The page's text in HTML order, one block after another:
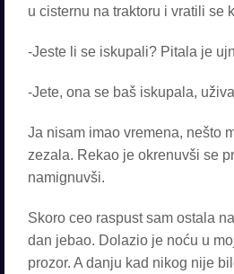
u cisternu na traktoru i vratili se
-Jeste li se iskupali? Pitala je
-Jete, ona se baš iskupala,
Ja nisam imao vremena, nešto
zezala. Rekao je okrenuvši se
namignuvši.
Skoro ceo raspust sam ostala
dan jebao. Dolazio je noću u
prozor. A danju kad nikog nije